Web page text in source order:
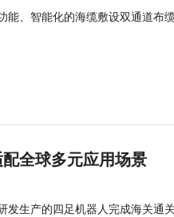
能、智能化的海缆敷设双通道布
全球多元应用场景
发生产的四足机器人完成海关通